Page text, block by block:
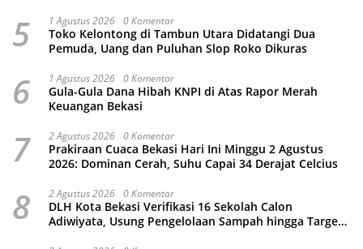
5 1 Agustus 2026 0 Komentar
Toko Kelontong di Tambun Utara Didatangi Dua
Pemuda, Uang dan Puluhan Slop Roko Dikuras
6 1 Agustus 2026 0 Komentar
Gula-Gula Dana Hibah KNPI di Atas Rapor Merah
Keuangan Bekasi
7 2 Agustus 2026 0 Komentar
Prakiraan Cuaca Bekasi Hari Ini Minggu 2 Agustus
2026: Dominan Cerah, Suhu Capai 34 Derajat Celcius
8 2 Agustus 2026 0 Komentar
DLH Kota Bekasi Verifikasi 16 Sekolah Calon
Adiwiyata, Usung Pengelolaan Sampah hingga Target